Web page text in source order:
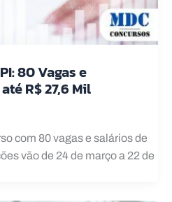
80 Vagas e
R$ 27,6 Mil
com 80 vagas e salários de
vão de 24 de março a 22 de